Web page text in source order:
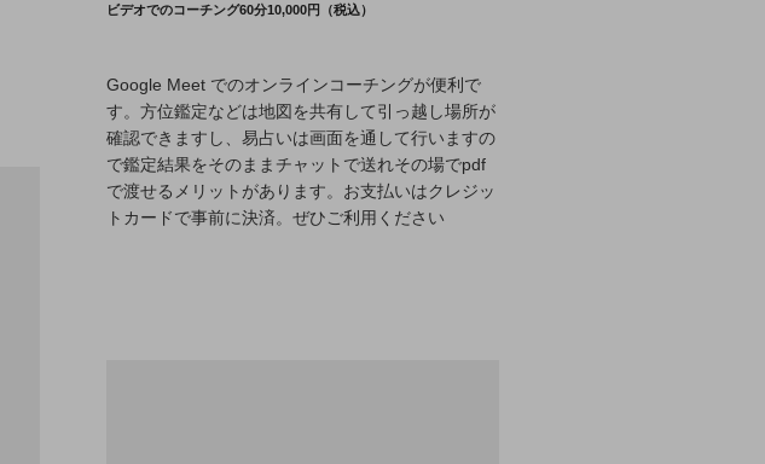
ビデオでのコーチング60分10,000円（税込）
Google Meet でのオンラインコーチングが便利で
す。方位鑑定などは地図を共有して引っ越し場所が
確認できますし、易占いは画面を通して行いますの
で鑑定結果をそのままチャットで送れその場でpdf
で渡せるメリットがあります。お支払いはクレジッ
トカードで事前に決済。ぜひご利用ください